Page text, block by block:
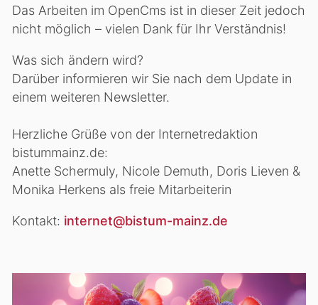
Das Arbeiten im OpenCms ist in dieser Zeit jedoch
nicht möglich – vielen Dank für Ihr Verständnis!
Was sich ändern wird?
Darüber informieren wir Sie nach dem Update in
einem weiteren Newsletter.
Herzliche Grüße von der Internetredaktion
bistummainz.de:
Anette Schermuly, Nicole Demuth, Doris Lieven &
Monika Herkens als freie Mitarbeiterin
Kontakt: internet@bistum-mainz.de